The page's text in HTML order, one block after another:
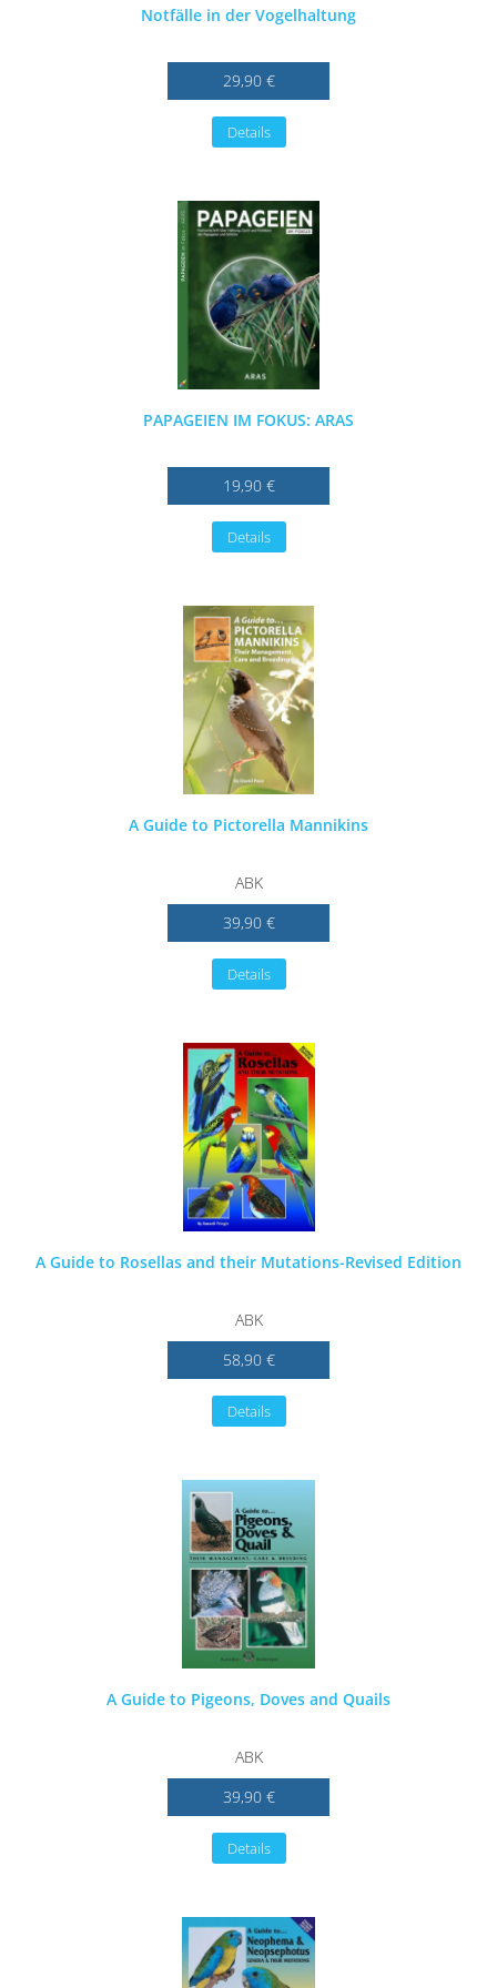
Notfälle in der Vogelhaltung
29,90 €
Details
PAPAGEIEN IM FOKUS: ARAS
19,90 €
Details
A Guide to Pictorella Mannikins
ABK
39,90 €
Details
A Guide to Rosellas and their Mutations-Revised Edition
ABK
58,90 €
Details
A Guide to Pigeons, Doves and Quails
ABK
39,90 €
Details